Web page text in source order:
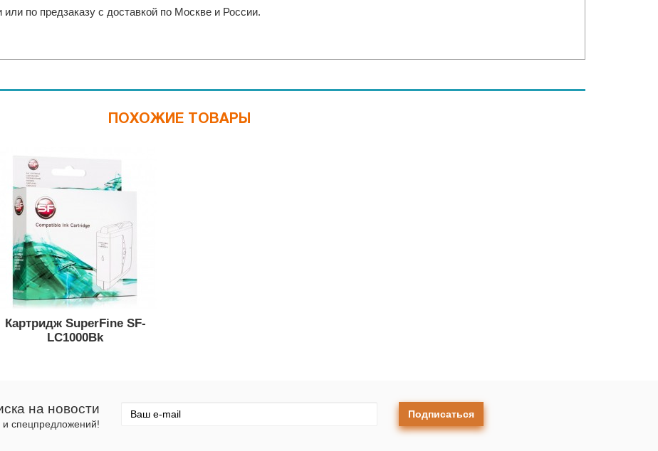
по предзаказу с доставкой по Москве и России.
ПОХОЖИЕ ТОВАРЫ
Картридж SuperFine SF-
LC1000Bk
на новости
и спецпредложений!
Подписаться